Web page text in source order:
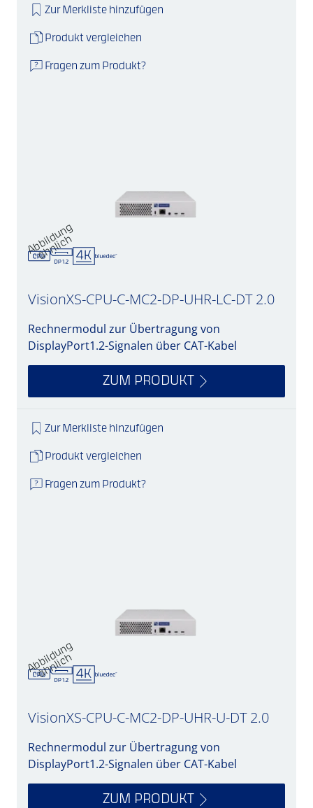
Zur Merkliste hinzufügen
Produkt vergleichen
Fragen zum Produkt?
A
b
bil
d
u
n
g
ä
h
nli
c
h
VisionXS-CPU-C-MC2-DP-UHR-LC-DT 2.0
Rechnermodul zur Übertragung von
DisplayPort1.2-Signalen über CAT-Kabel
ZUM PRODUKT
Zur Merkliste hinzufügen
Produkt vergleichen
Fragen zum Produkt?
A
b
bil
d
u
n
g
ä
h
nli
c
h
VisionXS-CPU-C-MC2-DP-UHR-U-DT 2.0
Rechnermodul zur Übertragung von
DisplayPort1.2-Signalen über CAT-Kabel
ZUM PRODUKT